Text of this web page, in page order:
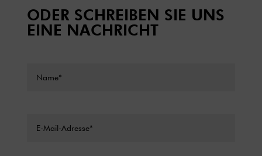
ODER SCHREIBEN SIE UNS
EINE NACHRICHT